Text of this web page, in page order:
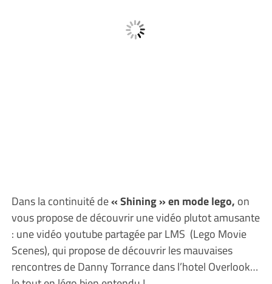
Dans la continuité de« Shining » en mode lego, on
vous propose de découvrir une vidéo plutot amusante
: une vidéo youtube partagée par LMS (Lego Movie
Scenes), qui propose de découvrir les mauvaises
rencontres de Danny Torrance dans l’hotel Overlook…